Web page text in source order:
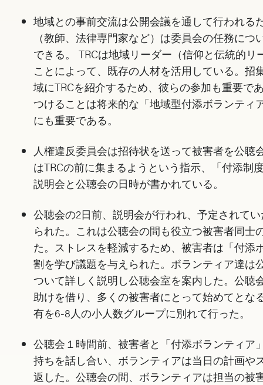
地域との事前交流は公開会議を通して行われる
（教師、法律専門家など）は委員会の任務につ
できる。 TRCは地域リーダー（信仰と伝統的リ
ことによって、既存の人材を活用している。招
域にTRCを紹介するため、彼らの参加も重要で
つけることは将来的な「地域型付添ボランティ
にも重要である。
人権違反委員会は招待状を送って被害者を公聴
はTRCの前に集まるようという指示、「付添制
説明会と公聴会の日時が書かれている。
公聴会の2日前、説明会が行われ、予定されて
られた。これは公聴会の間も役立つ被害者同士
た。ストレスを軽減するため、被害者は「付添
割を学び議題を与えられた。ボランティア達は
ついて詳しく説明し公聴会室を案内した。公聴
助けを借り、多くの被害者にとって始めてとな
有を6-8人の小人数グループに別れて行った。
公聴会１時間前、被害者と「付添ボランティア
持ちを話し合い、ボランティアは当日の計画や
返した。公聴会の間、ボランティアは担当の被